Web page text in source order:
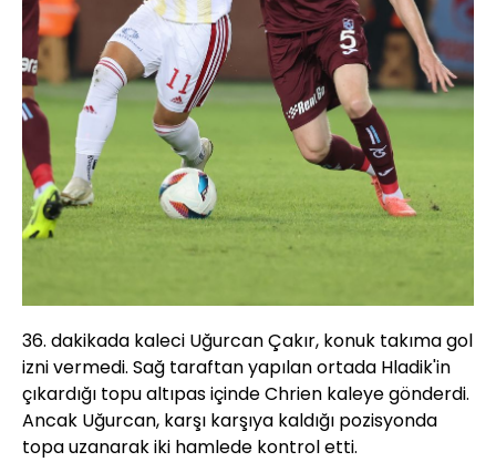
36. dakikada kaleci Uğurcan Çakır, konuk takıma gol
izni vermedi. Sağ taraftan yapılan ortada Hladik'in
çıkardığı topu altıpas içinde Chrien kaleye gönderdi.
Ancak Uğurcan, karşı karşıya kaldığı pozisyonda
topa uzanarak iki hamlede kontrol etti.